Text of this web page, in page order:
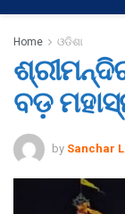
Home ଓଡିଶା
ବଡ଼
by Sanchar